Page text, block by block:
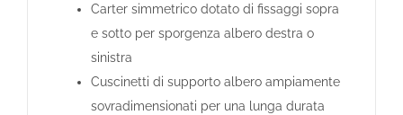
Carter simmetrico dotato di fissaggi sopra
e sotto per sporgenza albero destra o
sinistra
Cuscinetti di supporto albero ampiamente
sovradimensionati per una lunga durata